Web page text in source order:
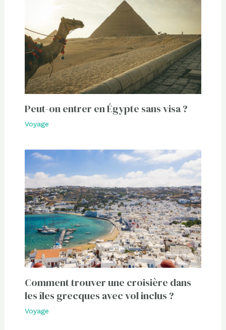
Peut-on entrer en Égypte sans visa ?
Voyage
Comment trouver une croisière dans
les îles grecques avec vol inclus ?
Voyage